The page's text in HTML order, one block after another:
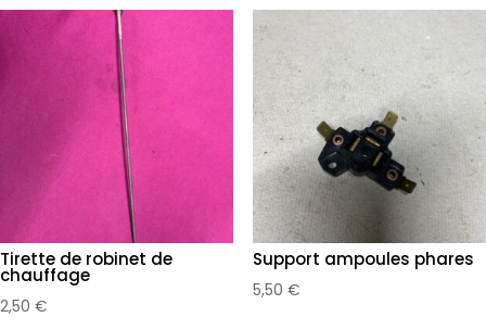
Tirette de robinet de
chauffage
2,50 €
Support ampoules phares
5,50 €